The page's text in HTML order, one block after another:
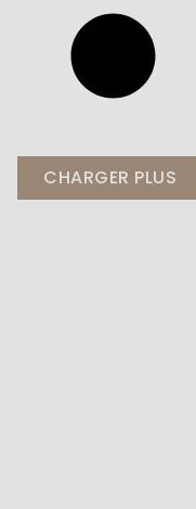
CHARGER PLUS